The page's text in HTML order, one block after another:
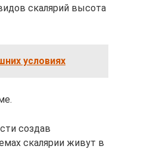
скалярий высота
условиях
создав
скалярии живут в